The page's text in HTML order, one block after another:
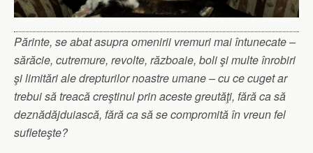
Părinte, se abat asupra omenirii vremuri mai întunecate –
sărăcie, cutremure, revolte, războaie, boli şi multe înrobiri
şi limitări ale drepturilor noastre umane – cu ce cuget ar
trebui să treacă creştinul prin aceste greutăţi, fără ca să
deznădăjduiască, fără ca să se compromită în vreun fel
sufleteşte?